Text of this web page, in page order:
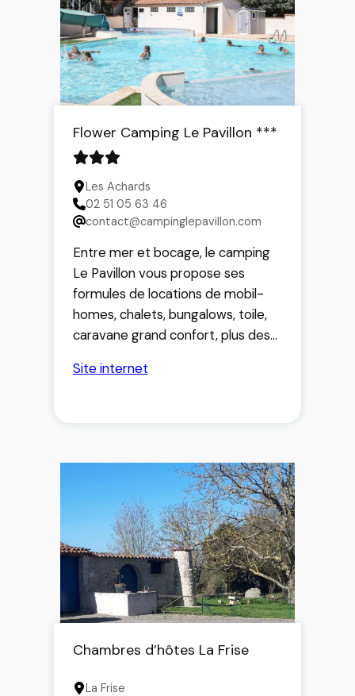
Flower Camping Le Pavillon ***
Les Achards
02 51 05 63 46
contact@campinglepavillon.com
Entre mer et bocage, le camping
Le Pavillon vous propose ses
formules de locations de mobil-
homes, chalets, bungalows, toile,
caravane grand confort, plus des
site calme.
des animations le soir ; tout ceci
pour passer un agréable séjour
dans une ambiance familiale.
Site internet
Chambres d’hôtes La Frise
La Frise